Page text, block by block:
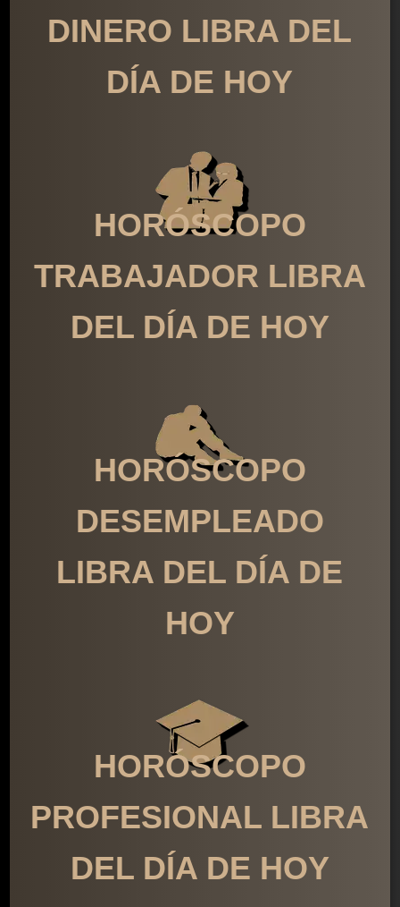
DINERO LIBRA DEL
DÍA DE HOY
HORÓSCOPO
TRABAJADOR LIBRA
DEL DÍA DE HOY
HORÓSCOPO
DESEMPLEADO
LIBRA DEL DÍA DE
HOY
HORÓSCOPO
PROFESIONAL LIBRA
DEL DÍA DE HOY